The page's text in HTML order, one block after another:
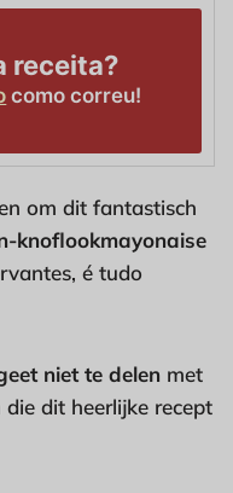
receita?
como correu!
om dit fantastisch
knoflookmayonaise
é tudo
niet te delen met
dit heerlijke recept